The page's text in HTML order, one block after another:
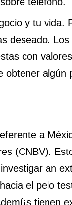
y tu vida.
deseado.
con
a
(CNBV).
an
el pelo
tienen